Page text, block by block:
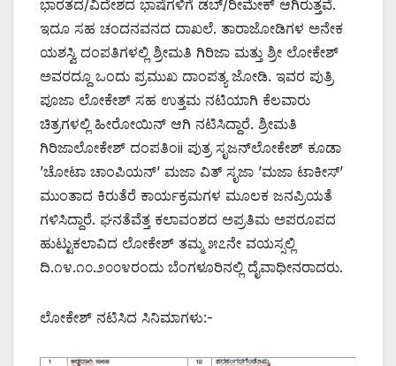
ಭಾರತದ/ವಿದೇಶದ ಭಾಷೆಗಳಿಗೆ ಡಬ್/ರೀಮೇಕ್ ಆಗಿರುತ್ತವೆ.
ಇದೂ ಸಹ ಚಂದನವನದ ದಾಖಲೆ. ತಾರಾಜೋಡಿಗಳ ಅನೇಕ
ಯಶಸ್ವಿ ದಂಪತಿಗಳಲ್ಲಿ ಶ್ರೀಮತಿ ಗಿರಿಜಾ ಮತ್ತು ಶ್ರೀ ಲೋಕೇಶ್
ಅವರದ್ದೂ ಒಂದು ಪ್ರಮುಖ ದಾಂಪತ್ಯ ಜೋಡಿ. ಇವರ ಪುತ್ರಿ
ಪೂಜಾ ಲೋಕೇಶ್ ಸಹ ಉತ್ತಮ ನಟಿಯಾಗಿ ಕೆಲವಾರು
ಚಿತ್ರಗಳಲ್ಲಿ ಹೀರೋಯಿನ್ ಆಗಿ ನಟಿಸಿದ್ದಾರೆ. ಶ್ರೀಮತಿ
ಗಿರಿಜಾಲೋಕೇಶ್ ದಂಪತಿಂii ಪುತ್ರ ಸೃಜನ್‌ಲೋಕೇಶ್ ಕೂಡಾ
’ಚೋಟಾ ಚಾಂಪಿಯನ್’ ಮಜಾ ವಿತ್ ಸೃಜಾ ’ಮಜಾ ಟಾಕೀಸ್’
ಮುಂತಾದ ಕಿರುತೆರೆ ಕಾರ್ಯಕ್ರಮಗಳ ಮೂಲಕ ಜನಪ್ರಿಯತೆ
ಗಳಿಸಿದ್ದಾರೆ. ಘನತೆವೆತ್ತ ಕಲಾವಂಶದ ಅಪ್ರತಿಮ ಅಪರೂಪದ
ಹುಟ್ಟುಕಲಾವಿದ ಲೋಕೇಶ್ ತಮ್ಮ ೫೭ನೇ ವಯಸ್ಸಲ್ಲಿ
ದಿ.೧೪.೧೦.೨೦೦೪ರಂದು ಬೆಂಗಳೂರಿನಲ್ಲಿ ದೈವಾಧೀನರಾದರು.
ಲೋಕೇಶ್ ನಟಿಸಿದ ಸಿನಿಮಾಗಳು:-